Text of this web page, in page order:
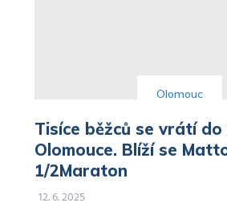
Olomouc
Tisíce běžců se vrátí do
Olomouce. Blíží se
1/2Maraton
12. 6. 2025